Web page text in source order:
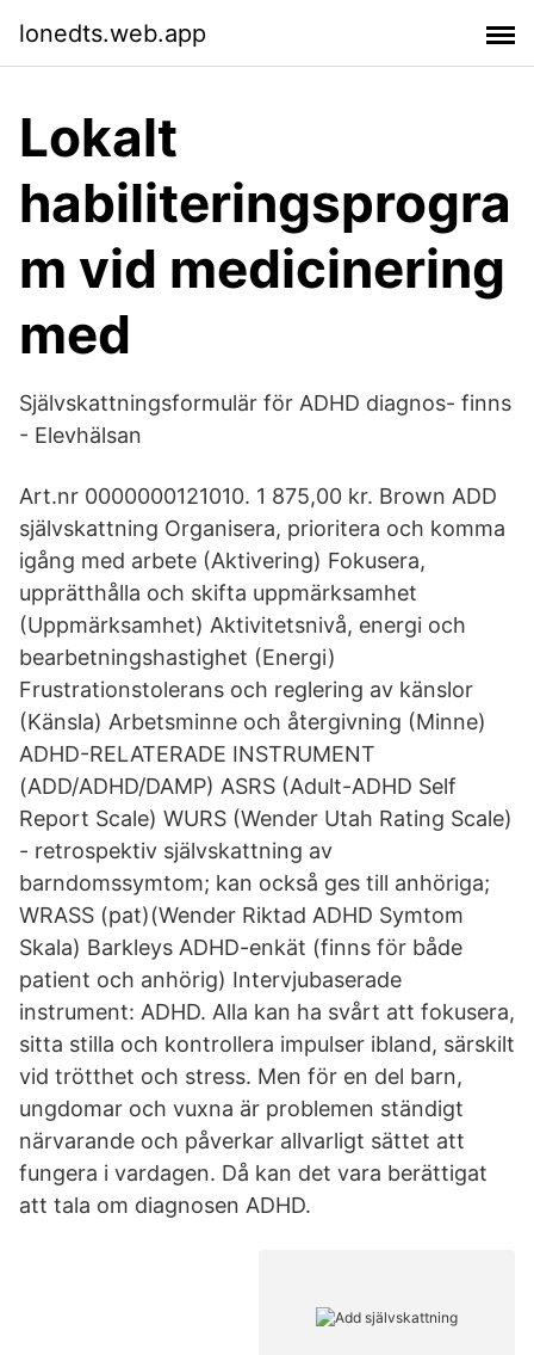
lonedts.web.app
Lokalt
habiliteringsprogra
m vid medicinering
med
Självskattningsformulär för ADHD diagnos- finns
- Elevhälsan
Art.nr 0000000121010. 1 875,00 kr. Brown ADD
självskattning Organisera, prioritera och komma
igång med arbete (Aktivering) Fokusera,
upprätthålla och skifta uppmärksamhet
(Uppmärksamhet) Aktivitetsnivå, energi och
bearbetningshastighet (Energi)
Frustrationstolerans och reglering av känslor
(Känsla) Arbetsminne och återgivning (Minne)
ADHD-RELATERADE INSTRUMENT
(ADD/ADHD/DAMP) ASRS (Adult-ADHD Self
Report Scale) WURS (Wender Utah Rating Scale)
- retrospektiv självskattning av
barndomssymtom; kan också ges till anhöriga;
WRASS (pat)(Wender Riktad ADHD Symtom
Skala) Barkleys ADHD-enkät (finns för både
patient och anhörig) Intervjubaserade
instrument: ADHD. Alla kan ha svårt att fokusera,
sitta stilla och kontrollera impulser ibland, särskilt
vid trötthet och stress. Men för en del barn,
ungdomar och vuxna är problemen ständigt
närvarande och påverkar allvarligt sättet att
fungera i vardagen. Då kan det vara berättigat
att tala om diagnosen ADHD.